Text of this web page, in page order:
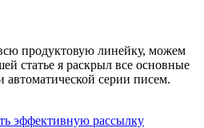
продуктовую линейку, можем
статье я раскрыл все основные
серии писем.
эффективную рассылку